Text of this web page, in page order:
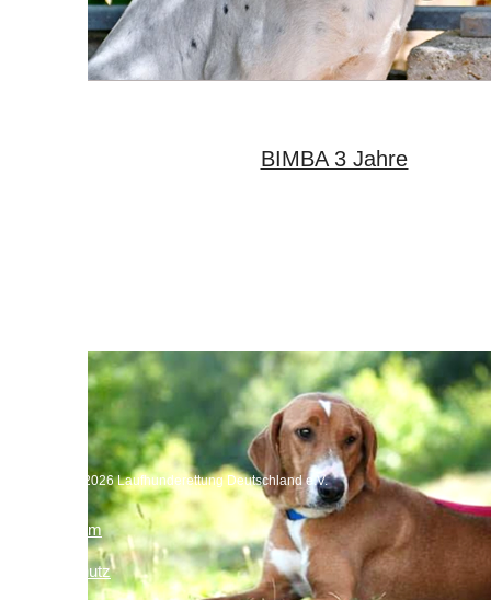
BIMBA 3 Jahre
Copyright 2026 Laufhunderettung Deutschland e.V.
Impressum
Datenschutz